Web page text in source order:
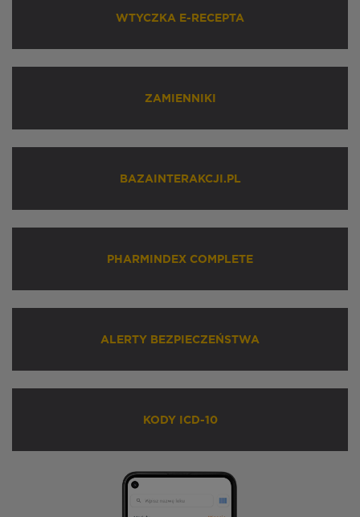
WTYCZKA E-RECEPTA
ZAMIENNIKI
BAZAINTERAKCJI.PL
PHARMINDEX COMPLETE
ALERTY BEZPIECZEŃSTWA
KODY ICD-10